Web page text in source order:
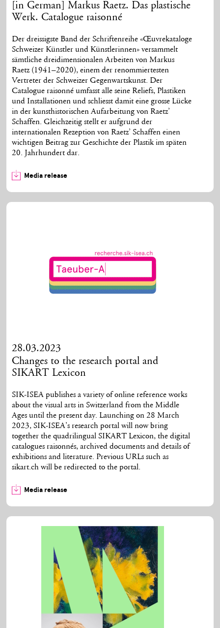
[in German] Markus Raetz. Das plastische
Werk. Catalogue raisonné
Der dreissigste Band der Schriftenreihe «Œuvrekataloge
Schweizer Künstler und Künstlerinnen» versammelt
sämtliche dreidimensionalen Arbeiten von Markus
Raetz (1941–2020), einem der renommiertesten
Vertreter der Schweizer Gegenwartskunst. Der
Catalogue raisonné umfasst alle seine Reliefs, Plastiken
und Installationen und schliesst damit eine grosse Lücke
in der kunsthistorischen Aufarbeitung von Raetz’
Schaffen. Gleichzeitig stellt er aufgrund der
internationalen Rezeption von Raetz’ Schaffen einen
wichtigen Beitrag zur Geschichte der Plastik im späten
20. Jahrhundert dar.
Media release
28.03.2023
Changes to the research portal and
SIKART Lexicon
SIK-ISEA publishes a variety of online reference works
about the visual arts in Switzerland from the Middle
Ages until the present day. Launching on 28 March
2023, SIK-ISEA’s research portal will now bring
together the quadrilingual SIKART Lexicon, the digital
catalogues raisonnés, archived documents and details of
exhibitions and literature. Previous URLs such as
sikart.ch will be redirected to the portal.
Media release